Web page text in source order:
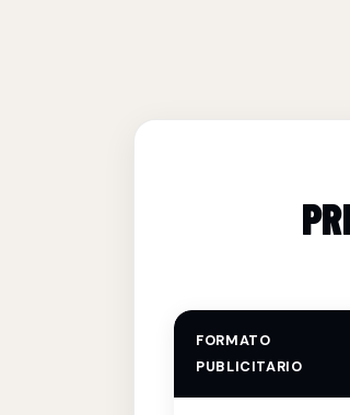
FORMATO
PUBLICITARIO